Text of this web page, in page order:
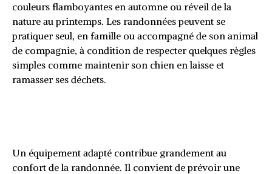
couleurs flamboyantes en automne ou réveil de la
nature au printemps. Les randonnées peuvent se
pratiquer seul, en famille ou accompagné de son animal
de compagnie, à condition de respecter quelques règles
simples comme maintenir son chien en laisse et
ramasser ses déchets.
Un équipement adapté contribue grandement au
confort de la randonnée. Il convient de prévoir une